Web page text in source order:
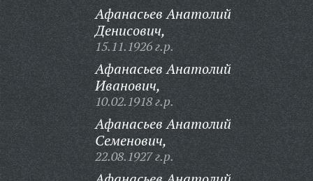
Афанасьев Анатолий
Денисович,
15.11.1926 г.р.
Афанасьев Анатолий
Иванович,
10.02.1918 г.р.
Афанасьев Анатолий
Семенович,
22.08.1927 г.р.